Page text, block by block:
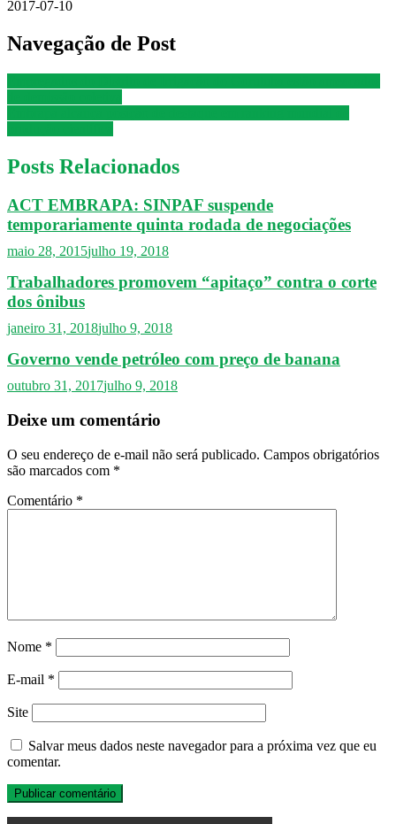
2017-07-10
Navegação de Post
Posts Relacionados
ACT EMBRAPA: SINPAF suspende
temporariamente quinta rodada de negociações
maio 28, 2015julho 19, 2018
Trabalhadores promovem “apitaço” contra o corte
dos ônibus
janeiro 31, 2018julho 9, 2018
Governo vende petróleo com preço de banana
outubro 31, 2017julho 9, 2018
Deixe um comentário
O seu endereço de e-mail não será publicado. Campos obrigatórios
são marcados com *
Comentário *
Nome *
E-mail *
Site
Salvar meus dados neste navegador para a próxima vez que eu
comentar.